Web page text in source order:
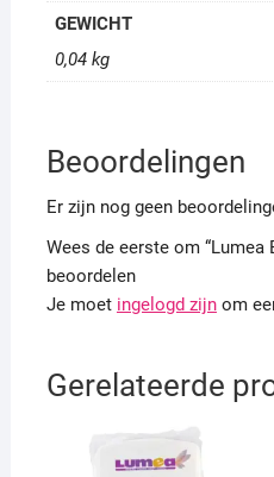
GEWICHT
0,04 kg
Beoordelingen
Er zijn nog geen
Wees de eerste om “Lumea
beoordelen
Je moet ingelogd zijnom
Gerelateerde